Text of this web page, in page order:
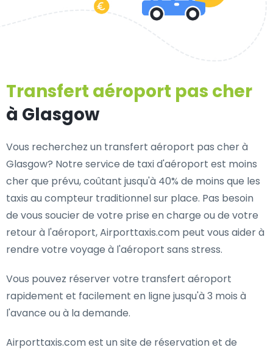
Transfert aéroport pas cher
à Glasgow
Vous recherchez un transfert aéroport pas cher à
Glasgow? Notre service de taxi d'aéroport est moins
cher que prévu, coûtant jusqu'à 40% de moins que les
taxis au compteur traditionnel sur place. Pas besoin
de vous soucier de votre prise en charge ou de votre
retour à l'aéroport, Airporttaxis.com peut vous aider à
rendre votre voyage à l'aéroport sans stress.
Vous pouvez réserver votre transfert aéroport
rapidement et facilement en ligne jusqu'à 3 mois à
l'avance ou à la demande.
Airporttaxis.com est un site de réservation et de